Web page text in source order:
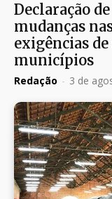
Declaração
mudanças
exigências
municípios
Redação - 3 de